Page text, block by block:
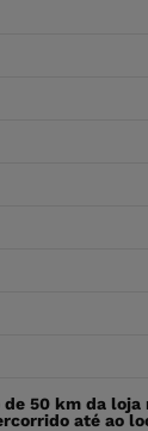
50 km da
até ao